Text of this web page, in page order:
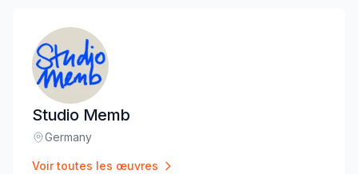
Studio Memb
Lieu:
Germany
Voir toutes les œuvres